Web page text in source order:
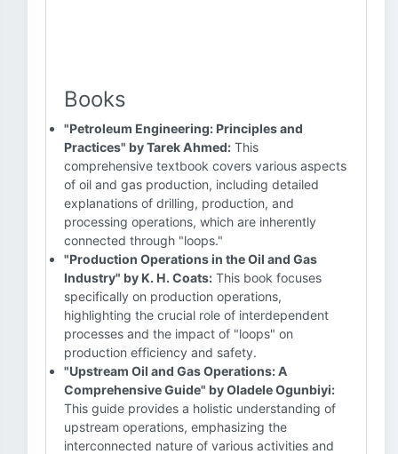
Books
"Petroleum Engineering: Principles and
Practices" by Tarek Ahmed: This
comprehensive textbook covers various aspects
of oil and gas production, including detailed
explanations of drilling, production, and
processing operations, which are inherently
connected through "loops."
"Production Operations in the Oil and Gas
Industry" by K. H. Coats: This book focuses
specifically on production operations,
highlighting the crucial role of interdependent
processes and the impact of "loops" on
production efficiency and safety.
"Upstream Oil and Gas Operations: A
Comprehensive Guide" by Oladele Ogunbiyi:
This guide provides a holistic understanding of
upstream operations, emphasizing the
interconnected nature of various activities and